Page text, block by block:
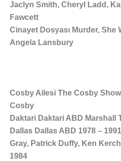
Jaclyn Smith, Cheryl Ladd,
Fawcett
Cinayet Dosyası Murder, She
Angela Lansbury
Cosby Ailesi The Cosby Show
Cosby
Daktari Daktari ABD Marshall
Dallas Dallas ABD 1978 –
Gray, Patrick Duffy, Ken
1984